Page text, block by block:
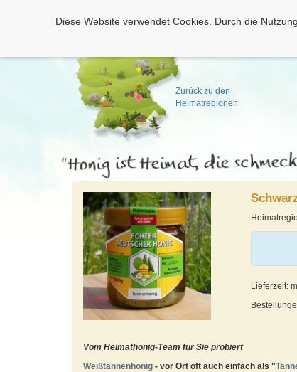
Zurück zu den
Heimatregionen
Diese Website verwendet Cookies. Durch die
Lieferzeit:
Vom Heimathonig-Team für Sie probiert
Weißtannenhonig - vor Ort oft auch einfach als "